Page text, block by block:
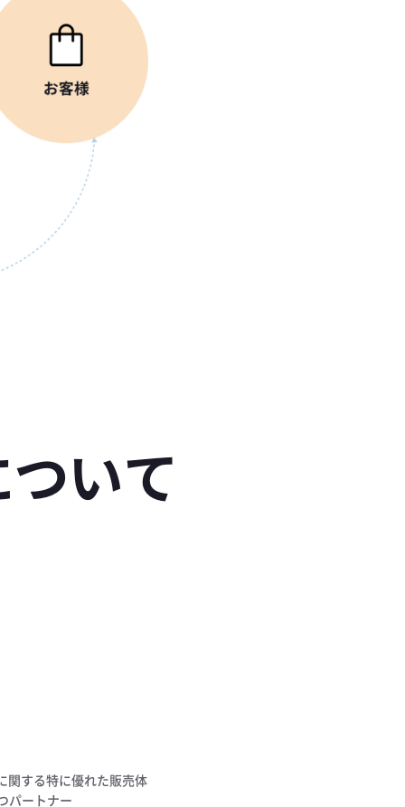
いて
関する特に優れた販売体
パートナー